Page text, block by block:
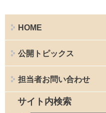
HOME
公開トピックス
担当者お問い合わせ
サイト内検索